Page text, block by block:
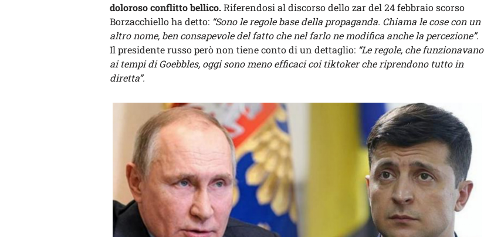
doloroso conflitto bellico.Riferendosi al discorso dello zar del 24 febbraio scorso
Borzacchiello ha detto: “Sono le regole base della propaganda. Chiama le cose con un
altro nome, ben consapevole del fatto che nel farlo ne modifica anche la percezione”.
Il presidente russo però non tiene conto di un dettaglio: “Le regole, che funzionavano
ai tempi di Goebbles, oggi sono meno efficaci coi tiktoker che riprendono tutto in
diretta”.